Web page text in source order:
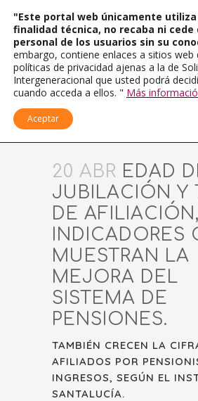
20 ABR EDAD
JUBILACIÓN Y
DE AFILIACIÓN,
INDICADORES
MUESTRAN LA
MEJORA DEL
SISTEMA DE
PENSIONES.
TAMBIÉN CRECEN LA
AFILIADOS POR
INGRESOS, SEGÚN EL
SANTALUCÍA.
"Este portal web únicamente
finalidad técnica, no recaba ni
personal de los usuarios sin su
embargo, contiene enlaces a sitios web
políticas de privacidad ajenas a la de
Intergeneracional que usted podrá
cuando acceda a ellos. " Más
Aceptar